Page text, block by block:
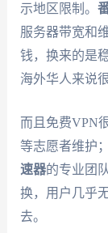
示地区限制。
服务器带宽和
钱，换来的是
海外华人来说
而且免费VPN
等志愿者维护
速器的专业团
换，用户几乎
去。